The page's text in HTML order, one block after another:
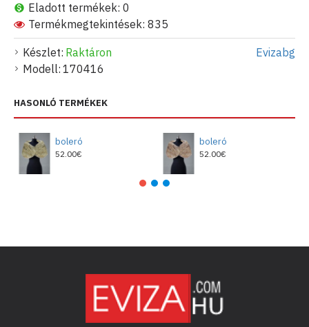
Készlet: Raktáron
Modell: 170416
Evizabg
Eladott termékek: 0
Termékmegtekintések: 835
HASONLÓ TERMÉKEK
boleró
52.00€
boleró
52.00€